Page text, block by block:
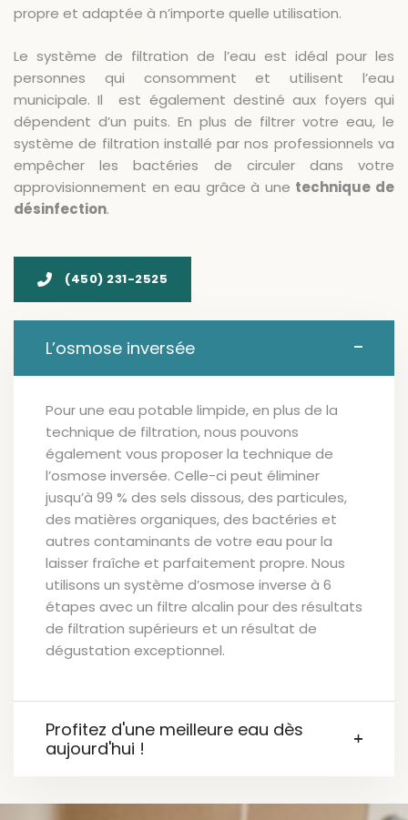
propre et adaptée à n’importe quelle utilisation.
Le système de filtration de l’eau est idéal pour les
personnes qui consomment et utilisent l’eau
municipale. Il est également destiné aux foyers qui
dépendent d’un puits. En plus de filtrer votre eau, le
système de filtration installé par nos professionnels va
empêcher les bactéries de circuler dans votre
approvisionnement en eau grâce à une technique de
désinfection.
(450) 231-2525
L’osmose inversée
Pour une eau potable limpide, en plus de la
technique de filtration, nous pouvons
également vous proposer la technique de
l’osmose inversée. Celle-ci peut éliminer
jusqu’à 99 % des sels dissous, des particules,
des matières organiques, des bactéries et
autres contaminants de votre eau pour la
laisser fraîche et parfaitement propre. Nous
utilisons un système d’osmose inverse à 6
étapes avec un filtre alcalin pour des résultats
de filtration supérieurs et un résultat de
dégustation exceptionnel.
Profitez d'une meilleure eau dès
aujourd'hui !